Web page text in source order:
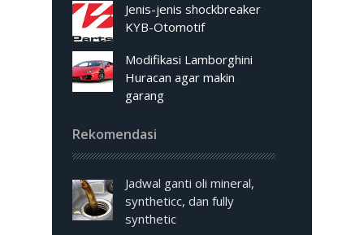
Jenis-jenis shockbreaker
KYB-Otomotif
Modifikasi Lamborghini
Huracan agar makin
garang
Rekomendasi
Jadwal ganti oli mineral,
syntheticc, dan fully
synthetic